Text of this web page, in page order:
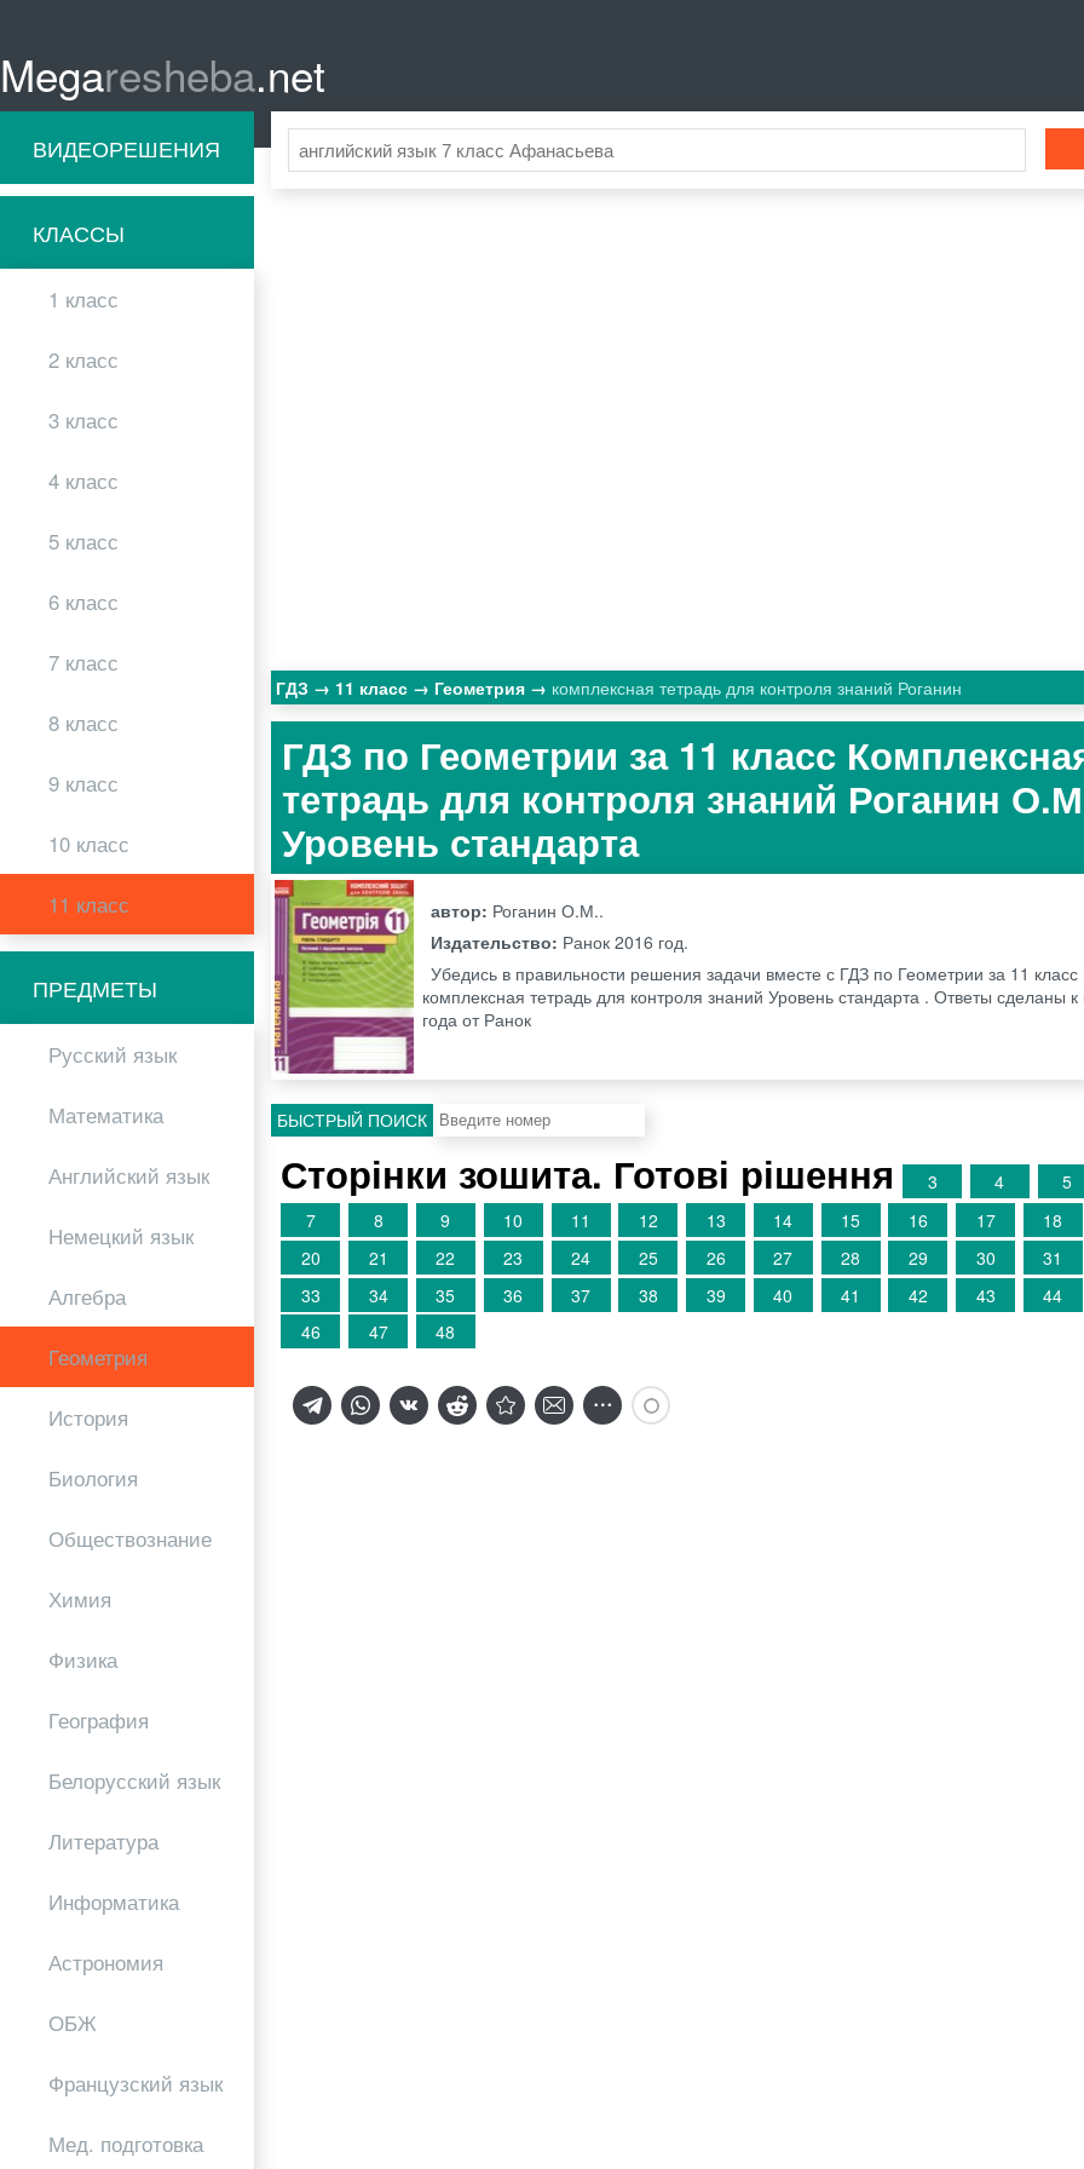
Megaresheba.net
ВИДЕОРЕШЕНИЯ
КЛАССЫ
1 класс
2 класс
3 класс
4 класс
5 класс
6 класс
7 класс
8 класс
9 класс
10 класс
11 класс
ПРЕДМЕТЫ
Русский язык
Математика
Английский язык
Немецкий язык
Алгебра
Геометрия
История
Биология
Обществознание
Химия
Физика
География
Белорусский язык
Литература
Информатика
Астрономия
ОБЖ
Французский язык
Мед. подготовка
ГДЗ 11 класс Геометрия комплексная тетрадь для контроля знаний Роганин
ГДЗ по Геометрии за 11 класс
тетрадь для контроля знаний Роганин
Уровень стандарта
автор: Роганин О.М..
Издательство: Ранок 2016 год.
Убедись в правильности решения задачи вместе с ГДЗ по Геометрии за 11
комплексная тетрадь для контроля знаний Уровень стандарта . Ответы сделаны к
года от Ранок
БЫСТРЫЙ ПОИСК
Сторінки зошита. Готові рішення 3 4 5
7
8 9 10 11 12 13 14 15 16 17 18
20
21 22 23 24 25 26 27 28 29 30 31
33
34 35 36 37 38 39 40 41 42 43 44
46
47 48